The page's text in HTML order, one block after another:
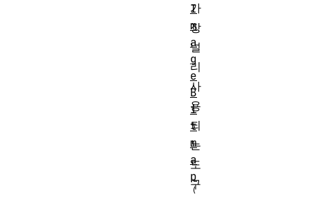
가
장
널
리
사
용
되
는
도
구
I
m
a
g
e
B
i
t
m
a
p